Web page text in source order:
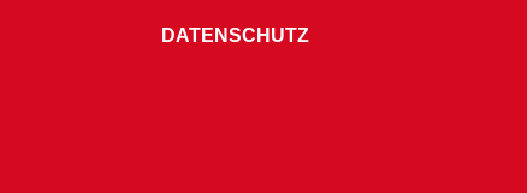
DATENSCHUTZ